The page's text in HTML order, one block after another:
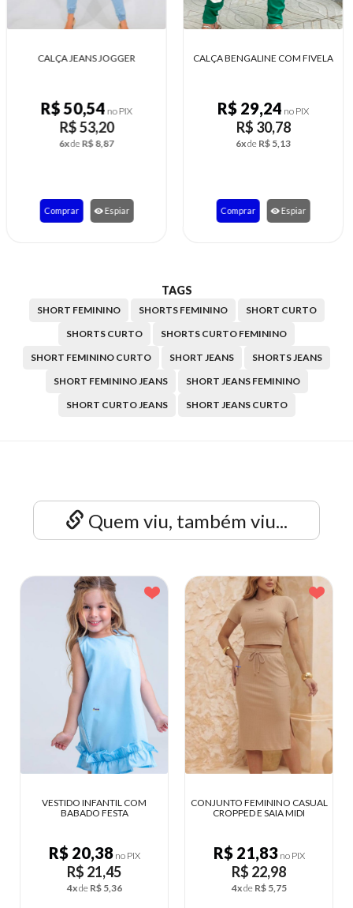
CALÇA BENGALINE COM FIVELA
R$ 29,24no PIX
R$ 30,78
6xdeR$ 5,13
Comprar Espiar
SHORT JEANS MEIA COXA
R$ 34,11no PIX
R$ 35,91
6xdeR$ 5,99
Comprar Espiar
TAGS
SHORT FEMININO SHORTS FEMININO
SHORT CURTO
SHORTS CURTO
SHORTS CURTO FEMININO
SHORT FEMININO CURTO
SHORT JEANS
SHORTS JEANS
SHORT FEMININO JEANS
SHORT JEANS FEMININO
SHORT CURTO JEANS
SHORT JEANS CURTO
Quem viu, também viu...
CONJUNTO FEMININO CASUAL
CROPPED E SAIA MIDI
R$ 21,83 no PIX
R$ 22,98
4x de R$ 5,75
SAIA JEANS FEMININA
EVANGÉLICA
R$ 31,89 no PIX
R$ 33,57
6x de R$ 5,60